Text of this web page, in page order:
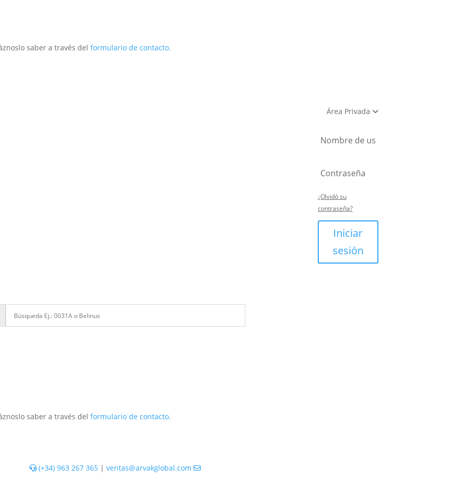
saber a través delformulario de contacto.
Área Privada
¿Olvidó su
contraseña?
Iniciar
sesión
saber a través delformulario de contacto.
(+34) 963 267 365 | ventas@arvakglobal.com